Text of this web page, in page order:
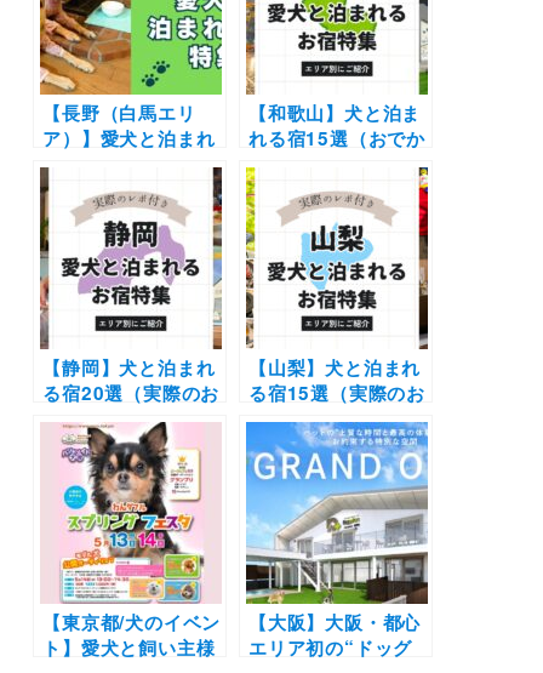
【長野（白馬エリ
ア）】愛犬と泊まれ
る宿11選！温泉付き
のリゾートホテルか
らペットフレンドリ
ーなペンションまで
を厳選（実際のおで
かけレポートあり）
【和歌山】犬と泊ま
れる宿15選（おでか
けレポあり）穴場か
らNEW OPENの施
設を厳選しました
【静岡】犬と泊まれ
る宿20選（実際のお
でかけレポあり）エ
リア別に温泉やコテ
ージなど新施設や穴
場もご紹介
【山梨】犬と泊まれ
る宿15選（実際のお
でかけレポあり）コ
テージや温泉などエ
リア別に紹介
【東京都/犬のイベン
ト】愛犬と飼い主様
【大阪】大阪・都心
エリア初の“ドッグ